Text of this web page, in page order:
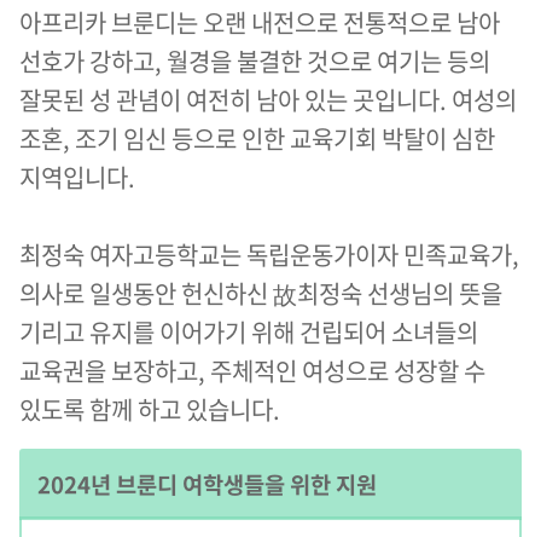
아프리카 브룬디는 오랜 내전으로 전통적으로 남아
선호가 강하고, 월경을 불결한 것으로 여기는 등의
잘못된 성 관념이 여전히 남아 있는 곳입니다. 여성의
조혼, 조기 임신 등으로 인한 교육기회 박탈이 심한
지역입니다.
최정숙 여자고등학교는 독립운동가이자 민족교육가,
의사로 일생동안 헌신하신 故최정숙 선생님의 뜻을
기리고 유지를 이어가기 위해 건립되어 소녀들의
교육권을 보장하고, 주체적인 여성으로 성장할 수
있도록 함께 하고 있습니다.
2024년 브룬디 여학생들을 위한 지원